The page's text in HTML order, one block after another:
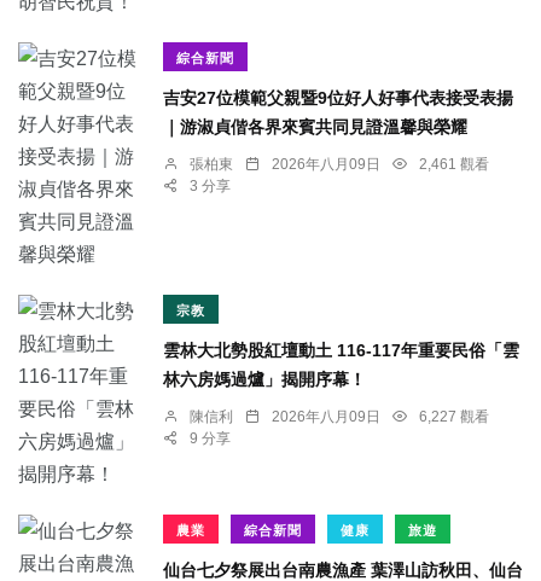
綜合新聞
吉安27位模範父親暨9位好人好事代表接受表揚
｜游淑貞偕各界來賓共同見證溫馨與榮耀
張柏東 2026年八月09日
2,461 觀看
3 分享
宗教
雲林大北勢股紅壇動土 116-117年重要民俗「雲
林六房媽過爐」揭開序幕！
陳信利 2026年八月09日
6,227 觀看
9 分享
農業 綜合新聞 健康 旅遊
仙台七夕祭展出台南農漁產 葉澤山訪秋田、仙台